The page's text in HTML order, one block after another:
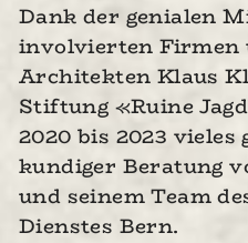
Dank der genialen
involvierten Firmen
Architekten Klaus
Stiftung «Ruine
2020 bis 2023 vieles
kundiger Beratung
und seinem Team
Dienstes Bern.